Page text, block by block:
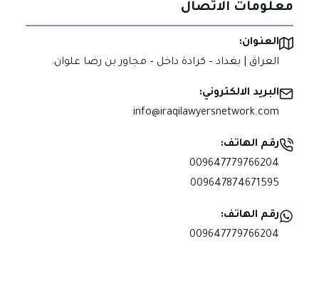
معلومات الاتصال
العنوان:
العراق | بغداد – كرادة داخل – مجاور بن رضا علوان.
البريد الالكتروني:
info@iraqilawyersnetwork.com
رقم الهاتف:
009647779766204
009647874671595
رقم الهاتف:
009647779766204